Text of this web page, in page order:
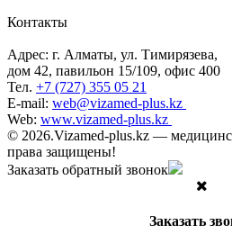
Контакты
Адрес: г. Алматы, ул. Тимирязева,
дом 42, павильон 15/109, офис 400
Тел. +7 (727) 355 05 21
E-mail: web@vizamed-plus.kz
Web: www.vizamed-plus.kz
© 2026.Vizamed-plus.kz —
права защищены!
Заказать обратный звонок
Заказать